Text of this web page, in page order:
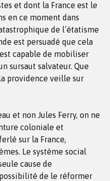
et dont la France est le
en ce moment dans
de l’étatisme
est persuadé que cela
capable de mobiliser
sursaut salvateur. Que
providence veille sur
et non Jules Ferry, on ne
coloniale et
sur la France,
Le système social
cause de
de le réformer